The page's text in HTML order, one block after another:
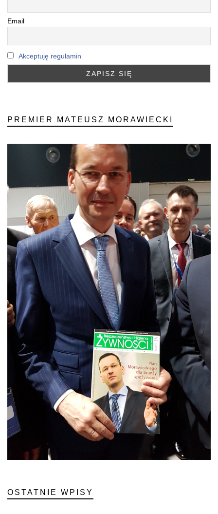
Email
Akceptuję regulamin
PREMIER MATEUSZ MORAWIECKI
OSTATNIE WPISY